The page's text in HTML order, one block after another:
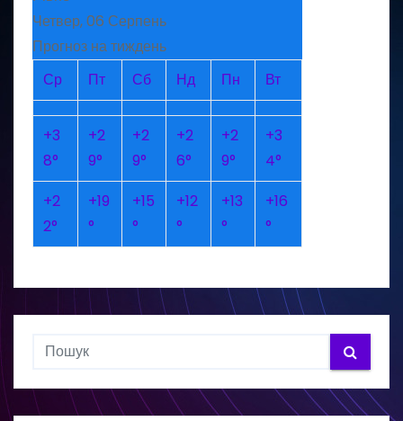
Четвер, 06 Серпень
Прогноз на тиждень
Ср
Пт Сб Нд Пн Вт
+3
8°
+2
9°
+2
9°
+2
6°
+2
9°
+3
4°
+2
2°
+19
°
+15
°
+12
°
+13
°
+16
°